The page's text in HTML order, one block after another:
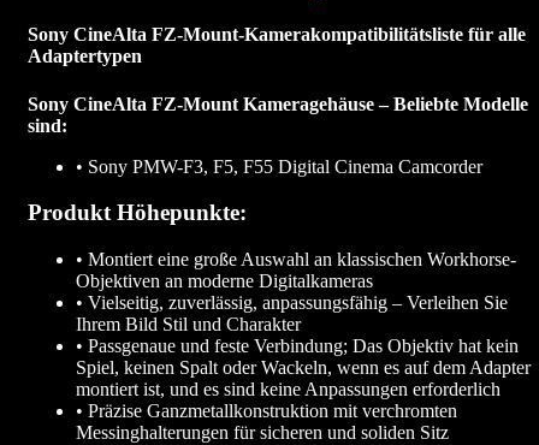
Sony CineAlta FZ-Mount-Kamerakompatibilitätsliste für alle
Adaptertypen
Sony CineAlta FZ-Mount Kameragehäuse – Beliebte Modelle
sind:
• Sony PMW-F3, F5, F55 Digital Cinema Camcorder
Produkt Höhepunkte:
• Montiert eine große Auswahl an klassischen Workhorse-
Objektiven an moderne Digitalkameras
• Vielseitig, zuverlässig, anpassungsfähig – Verleihen Sie
Ihrem Bild Stil und Charakter
• Passgenaue und feste Verbindung; Das Objektiv hat kein
Spiel, keinen Spalt oder Wackeln, wenn es auf dem Adapter
montiert ist, und es sind keine Anpassungen erforderlich
• Präzise Ganzmetallkonstruktion mit verchromten
Messinghalterungen für sicheren und soliden Sitz